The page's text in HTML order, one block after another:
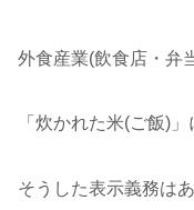
外食産業(飲食店・弁
「炊かれた米(ご飯)」
そうした表示義務はあ